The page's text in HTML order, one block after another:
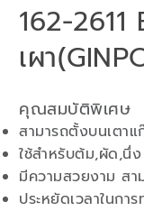
162-
เผา
คุณสมบัติพิเศษ
สามารถตั้งบนเตาแ
ใช้สำหรับต้ม,ผัด,นึ่
มีความสวยงาม สา
ประหยัดเวลาในการ